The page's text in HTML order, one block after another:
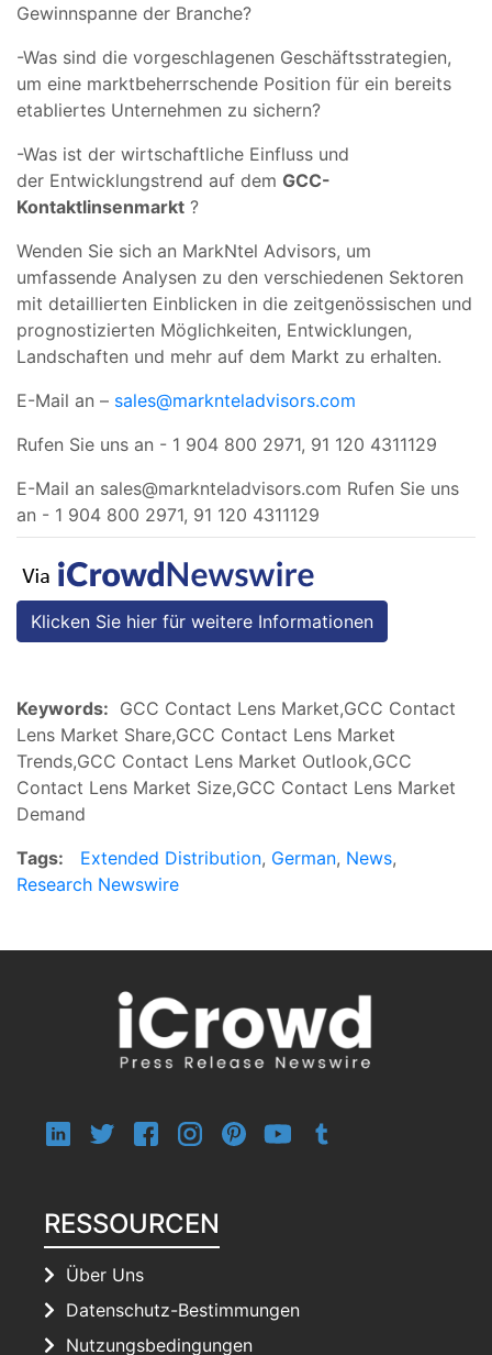
Gewinnspanne der Branche?
-Was sind die vorgeschlagenen Geschäftsstrategien,
um eine marktbeherrschende Position für ein bereits
etabliertes Unternehmen zu sichern?
-Was ist der wirtschaftliche Einfluss und
der Entwicklungstrend auf dem GCC-
Kontaktlinsenmarkt ?
Wenden Sie sich an MarkNtel Advisors, um
umfassende Analysen zu den verschiedenen Sektoren
mit detaillierten Einblicken in die zeitgenössischen und
prognostizierten Möglichkeiten, Entwicklungen,
Landschaften und mehr auf dem Markt zu erhalten.
E-Mail an – sales@marknteladvisors.com
Rufen Sie uns an - 1 904 800 2971, 91 120 4311129
E-Mail an sales@marknteladvisors.com Rufen Sie uns
an - 1 904 800 2971, 91 120 4311129
Klicken Sie hier für weitere Informationen
Keywords: GCC Contact Lens Market,GCC Contact
Lens Market Share,GCC Contact Lens Market
Trends,GCC Contact Lens Market Outlook,GCC
Contact Lens Market Size,GCC Contact Lens Market
Demand
Tags:
Extended Distribution, German, News,
Research Newswire
RESSOURCEN
Über Uns
Datenschutz-Bestimmungen
Nutzungsbedingungen